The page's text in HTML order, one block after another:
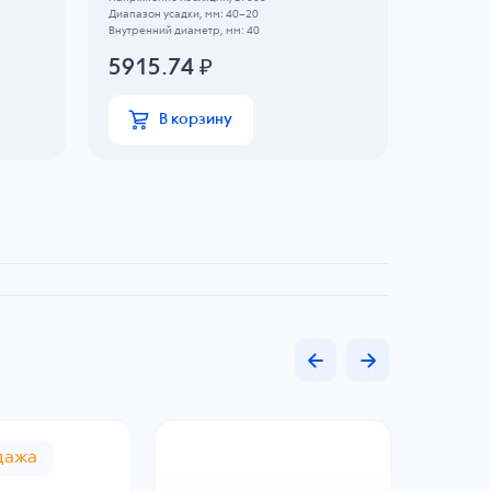
Диапазон усадки, мм: 40~20
Внутренний диаметр, мм: 40
5915.74₽
В корзину